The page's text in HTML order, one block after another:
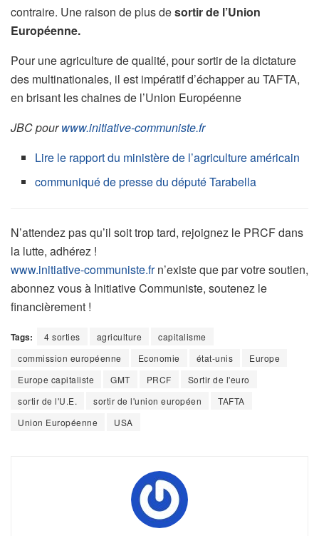
contraire. Une raison de plus desortir de l’Union
Européenne.
Pour une agriculture de qualité, pour sortir de la dictature
des multinationales, il est impératif d’échapper au TAFTA,
en brisant les chaines de l’Union Européenne
JBC pourwww.initiative-communiste.fr
Lire le rapport du ministère de l’agriculture américain
communiqué de presse du député Tarabella
N’attendez pas qu’il soit trop tard, rejoignez le PRCF dans
la lutte, adhérez !
www.initiative-communiste.frn’existe que par votre soutien,
abonnez vous à Initiative Communiste, soutenez le
financièrement !
Tags: 4 sorties agriculture
capitalisme
commission européenne
Economie état-unis
Europe
Europe capitaliste
GMT PRCF
Sortir de l'euro
sortir de l'U.E.
sortir de l'union européen
TAFTA
Union Européenne
USA